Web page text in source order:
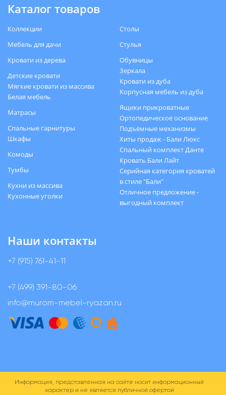
Каталог товаров
Коллекции
Мебель для дачи
Кровати из дерева
Детские кровати
Мягкие кровати из массива
Белая мебель
Матрасы
Спальные гарнитуры
Шкафы
Комоды
Тумбы
Кухни из массива
Кухонные уголки
Столы
Стулья
Обувницы
Зеркала
Кровати из дуба
Корпусная мебель из дуба
Ящики прикроватные
Ортопедическое основание
Подъёмные механизмы
Хиты продаж - Бали Люкс
Спальный комплект Данте
Кровать Бали Лайт
Серийная категория кроватей
в стиле "Бали"
Отличное предложение -
выгодный комплект
Наши контакты
+7 (915) 761-41-11
+7 (499) 391-80-06
info@murom-mebel-ryazan.ru
Информация, представленная на сайте носит информационный
характер и не является публичной офертой